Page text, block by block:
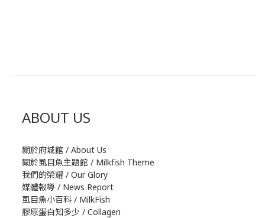
ABOUT US
關於府城館 / About Us
關於虱目魚主題館 / Milkfish Theme
我們的榮耀 / Our Glory
媒體報導 / News Report
虱目魚小百科 / MilkFish
膠原蛋白知多少 / Collagen